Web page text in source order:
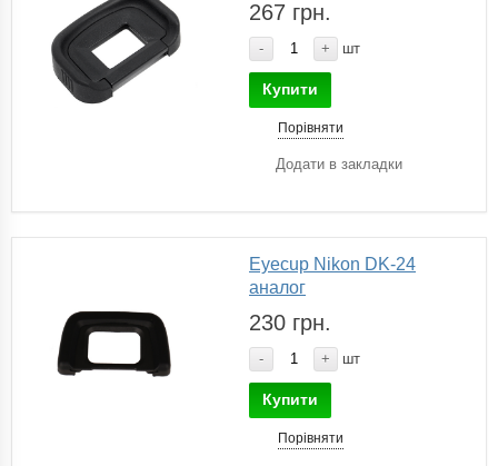
267 грн.
- + шт
Купити
Порівняти
Додати в закладки
Eyecup Nikon DK-24
аналог
230 грн.
- + шт
Купити
Порівняти